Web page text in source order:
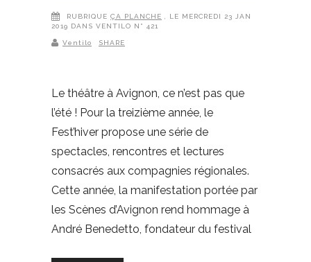
RUBRIQUE ÇA PLANCHE
, LE MERCREDI 23 JAN
2019 DANS VENTILO N° 421
Ventilo SHARE
Le théâtre à Avignon, ce n’est pas que
l’été ! Pour la treizième année, le
Fest’hiver propose une série de
spectacles, rencontres et lectures
consacrés aux compagnies régionales.
Cette année, la manifestation portée par
les Scènes d’Avignon rend hommage à
André Benedetto, fondateur du festival